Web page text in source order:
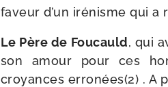
faveur d’un iré­nisme qui a
Le Père de Foucauld, qui
son amour pour ces
croyances erronées(2) . A